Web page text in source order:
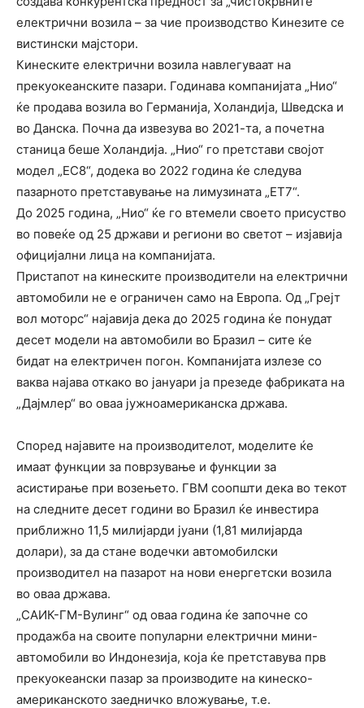
електрични возила – за чие производство Кинезите се
вистински мајстори.
Кинеските електрични возила навлегуваат на
прекуокеанските пазари. Годинава компанијата „Нио“
ќе продава возила во Германија, Холандија, Шведска и
во Данска. Почна да извезува во 2021-та, а почетна
станица беше Холандија. „Нио“ го претстави својот
модел „ЕС8“, додека во 2022 година ќе следува
пазарното претставување на лимузината „ЕТ7“.
До 2025 година, „Нио“ ќе го втемели своето присуство
во повеќе од 25 држави и региони во светот – изјавија
официјални лица на компанијата.
Пристапот на кинеските производители на електрични
автомобили не е ограничен само на Европа. Од „Грејт
вол моторс“ најавија дека до 2025 година ќе понудат
десет модели на автомобили во Бразил – сите ќе
бидат на електричен погон. Компанијата излезе со
ваква најава откако во јануари ја презеде фабриката на
„Дајмлер“ во оваа јужноамериканска држава.
Според најавите на производителот, моделите ќе
имаат функции за поврзување и функции за
асистирање при возењето. ГВМ соопшти дека во текот
на следните десет години во Бразил ќе инвестира
приближно 11,5 милијарди јуани (1,81 милијарда
долари), за да стане водечки автомобилски
производител на пазарот на нови енергетски возила
во оваа држава.
„САИК-ГМ-Вулинг“ од оваа година ќе започне со
продажба на своите популарни електрични мини-
автомобили во Индонезија, која ќе претставува прв
прекуокеански пазар за производите на кинеско-
американското заедничко вложување, т.е.